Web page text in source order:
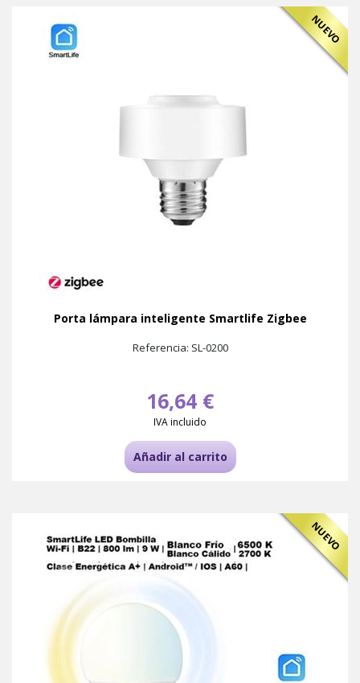
NUEVO
Porta lámpara inteligente Smartlife Zigbee
Referencia: SL-0200
16,64 €
IVA incluido
Añadir al carrito
NUEVO